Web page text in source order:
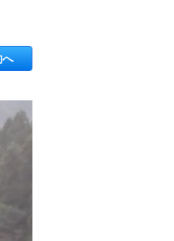
へ